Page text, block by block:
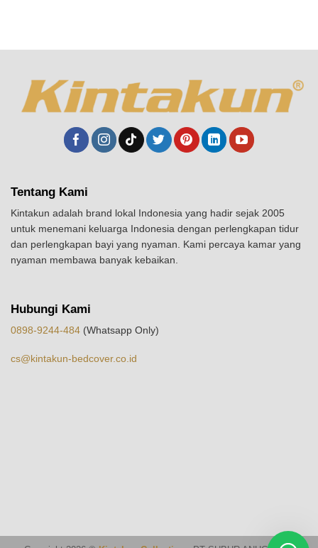
Tentang Kami
Kintakun adalah brand lokal Indonesia yang hadir sejak 2005
untuk menemani keluarga Indonesia dengan perlengkapan tidur
dan perlengkapan bayi yang nyaman. Kami percaya kamar yang
nyaman membawa banyak kebaikan.
Hubungi Kami
0898-9244-484 (Whatsapp Only)
cs@kintakun-bedcover.co.id